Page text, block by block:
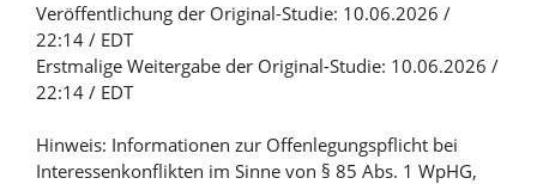
Veröffentlichung der Original-Studie: 10.06.2026 /
22:14 / EDT
Erstmalige Weitergabe der Original-Studie: 10.06.2026 /
22:14 / EDT
Hinweis: Informationen zur Offenlegungspflicht bei
Interessenkonflikten im Sinne von § 85 Abs. 1 WpHG,